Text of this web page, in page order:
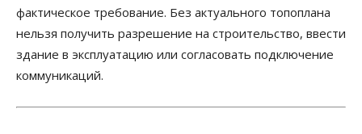
фактическое требование. Без актуального топоплана
нельзя получить разрешение на строительство, ввести
здание в эксплуатацию или согласовать подключение
коммуникаций.